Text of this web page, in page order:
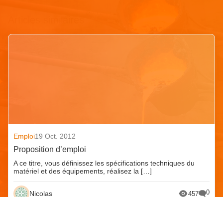
Emploi19 Oct. 2012
Proposition d’emploi
A ce titre, vous définissez les spécifications techniques du
matériel et des équipements, réalisez la […]
Nicolas 457 0